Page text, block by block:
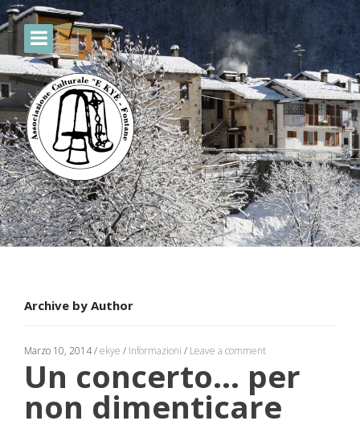
Archive by Author
Marzo 10, 2014/ekye / Informazioni / Leave a comment
Un concerto… per
non dimenticare